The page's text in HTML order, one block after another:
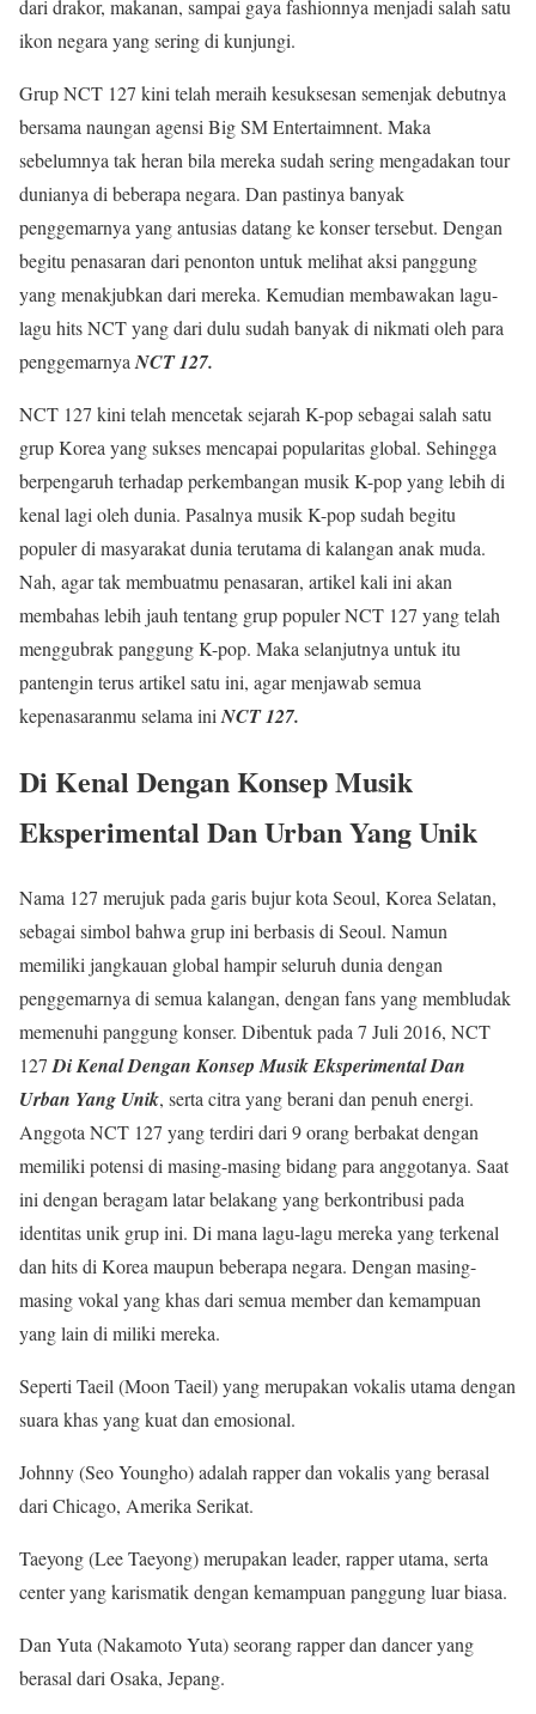
dari drakor, makanan, sampai gaya fashionnya menjadi salah satu
ikon negara yang sering di kunjungi.
Grup NCT 127 kini telah meraih kesuksesan semenjak debutnya
bersama naungan agensi Big SM Entertaimnent. Maka
sebelumnya tak heran bila mereka sudah sering mengadakan tour
dunianya di beberapa negara. Dan pastinya banyak
penggemarnya yang antusias datang ke konser tersebut. Dengan
begitu penasaran dari penonton untuk melihat aksi panggung
yang menakjubkan dari mereka. Kemudian membawakan lagu-
lagu hits NCT yang dari dulu sudah banyak di nikmati oleh para
penggemarnya NCT 127.
NCT 127 kini telah mencetak sejarah K-pop sebagai salah satu
grup Korea yang sukses mencapai popularitas global. Sehingga
berpengaruh terhadap perkembangan musik K-pop yang lebih di
kenal lagi oleh dunia. Pasalnya musik K-pop sudah begitu
populer di masyarakat dunia terutama di kalangan anak muda.
Nah, agar tak membuatmu penasaran, artikel kali ini akan
membahas lebih jauh tentang grup populer NCT 127 yang telah
menggubrak panggung K-pop. Maka selanjutnya untuk itu
pantengin terus artikel satu ini, agar menjawab semua
kepenasaranmu selama ini NCT 127.
Di Kenal Dengan Konsep Musik
Eksperimental Dan Urban Yang Unik
Nama 127 merujuk pada garis bujur kota Seoul, Korea Selatan,
sebagai simbol bahwa grup ini berbasis di Seoul. Namun
memiliki jangkauan global hampir seluruh dunia dengan
penggemarnya di semua kalangan, dengan fans yang membludak
memenuhi panggung konser. Dibentuk pada 7 Juli 2016, NCT
127 Di Kenal Dengan Konsep Musik Eksperimental Dan
Urban Yang Unik, serta citra yang berani dan penuh energi.
Anggota NCT 127 yang terdiri dari 9 orang berbakat dengan
memiliki potensi di masing-masing bidang para anggotanya. Saat
ini dengan beragam latar belakang yang berkontribusi pada
identitas unik grup ini. Di mana lagu-lagu mereka yang terkenal
dan hits di Korea maupun beberapa negara. Dengan masing-
masing vokal yang khas dari semua member dan kemampuan
yang lain di miliki mereka.
Seperti Taeil (Moon Taeil) yang merupakan vokalis utama dengan
suara khas yang kuat dan emosional.
Johnny (Seo Youngho) adalah rapper dan vokalis yang berasal
dari Chicago, Amerika Serikat.
Taeyong (Lee Taeyong) merupakan leader, rapper utama, serta
center yang karismatik dengan kemampuan panggung luar biasa.
Dan Yuta (Nakamoto Yuta) seorang rapper dan dancer yang
berasal dari Osaka, Jepang.